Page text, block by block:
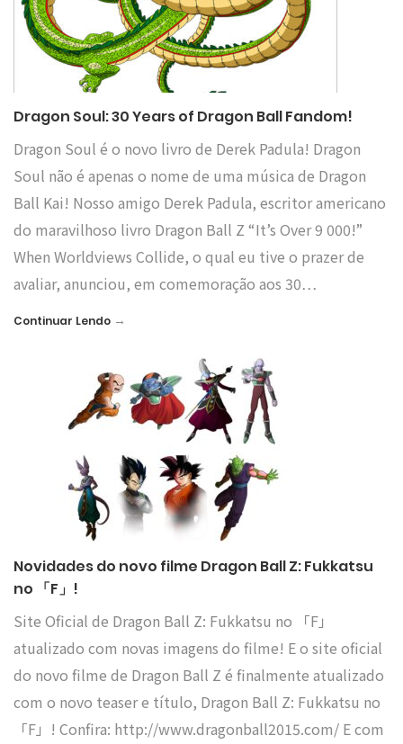
Dragon Soul: 30 Years of Dragon Ball Fandom!
Dragon Soul é o novo livro de Derek Padula! Dragon
Soul não é apenas o nome de uma música de Dragon
Ball Kai! Nosso amigo Derek Padula, escritor americano
do maravilhoso livro Dragon Ball Z “It’s Over 9 000!”
When Worldviews Collide, o qual eu tive o prazer de
avaliar, anunciou, em comemoração aos 30…
Continuar Lendo →
Novidades do novo filme Dragon Ball Z: Fukkatsu
no 「F」!
Site Oficial de Dragon Ball Z: Fukkatsu no 「F」
atualizado com novas imagens do filme! E o site oficial
do novo filme de Dragon Ball Z é finalmente atualizado
com o novo teaser e título, Dragon Ball Z: Fukkatsu no
「F」! Confira: http://www.dragonball2015.com/ E com